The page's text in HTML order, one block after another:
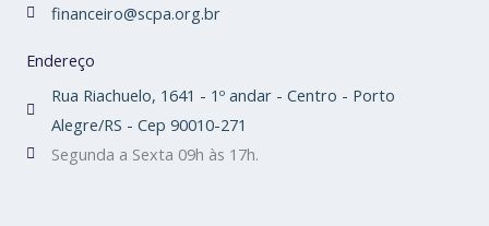
financeiro@scpa.org.br
Endereço
Rua Riachuelo, 1641 - 1º andar - Centro - Porto
Alegre/RS - Cep 90010-271
Segunda a Sexta 09h às 17h.